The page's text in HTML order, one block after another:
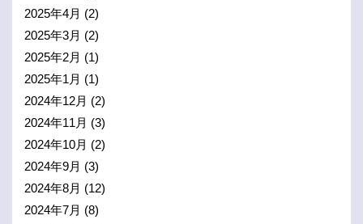
2025年4月 (2)
2025年3月 (2)
2025年2月 (1)
2025年1月 (1)
2024年12月 (2)
2024年11月 (3)
2024年10月 (2)
2024年9月 (3)
2024年8月 (12)
2024年7月 (8)